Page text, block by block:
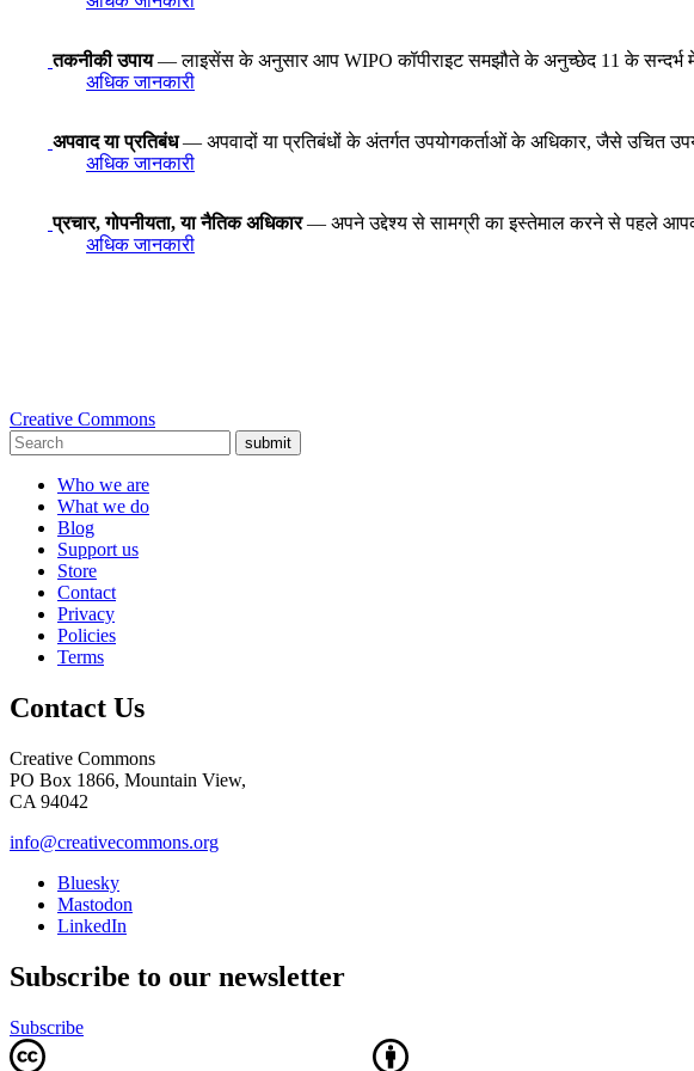
तकनीकी उपाय— लाइसेंस के अनुसार आप WIPO कॉपीराइट समझौते के अनुच्छेद 11 के सन्दर्भ में
अधिक जानकारी
अपवाद या प्रतिबंध— अपवादों या प्रतिबंधों के अंतर्गत उपयोगकर्ताओं के अधिकार, जैसे उचित
अधिक जानकारी
प्रचार, गोपनीयता, या नैतिक अधिकार— अपने उद्देश्य से सामग्री का इस्तेमाल करने से पहले
अधिक जानकारी
Creative Commons
submit
Who we are
What we do
Blog
Support us
Store
Contact
Privacy
Policies
Terms
Contact Us
Creative Commons
PO Box 1866, Mountain View,
CA 94042
info@creativecommons.org
Bluesky
Mastodon
LinkedIn
Subscribe to our newsletter
Subscribe